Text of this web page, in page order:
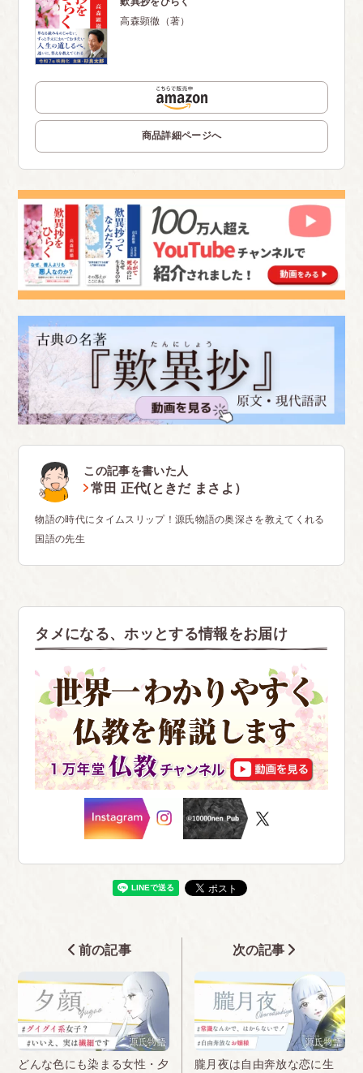
高森顕徹（著）
商品詳細ページへ
この記事を書いた人
常田 正代(ときだ まさよ）
物語の時代にタイムスリップ！源氏物語の奥深さを教えてくれる
国語の先生
タメになる、ホッとする情報をお届け
前の記事
どんな色にも染まる女性・夕
朧月夜は自由奔放な恋に生
次の記事